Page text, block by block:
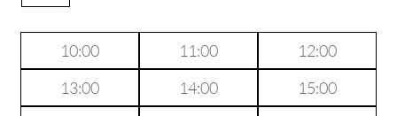
10:00 11:00
12:00
13:00
14:00
15:00